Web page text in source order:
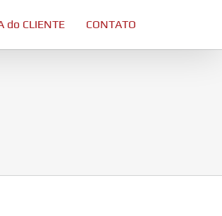
do CLIENTE CONTATO